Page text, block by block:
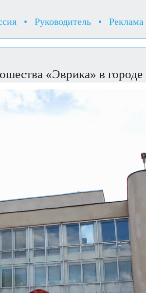
• Руководитель • Реклама
«Эврика» в